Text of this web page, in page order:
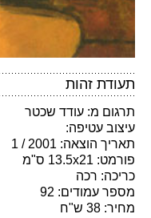
תעודת זהות
תרגום מ: עודד שכטר
עיצוב עטיפה:
תאריך הוצאה: 2001 / 1
פורמט: 13.5x21 ס"מ
כריכה: רכה
מספר עמודים: 92
מחיר: 38 ש"ח